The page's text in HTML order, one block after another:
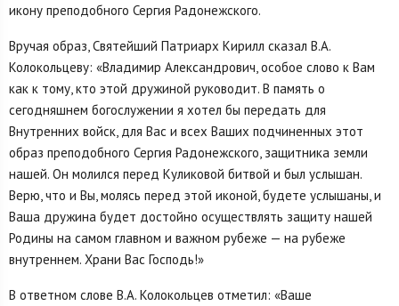
икону преподобного Сергия Радонежского.
Вручая образ, Святейший Патриарх Кирилл сказал В.А.
Колокольцеву: «Владимир Александрович, особое слово к Вам
как к тому, кто этой дружиной руководит. В память о
сегодняшнем богослужении я хотел бы передать для
Внутренних войск, для Вас и всех Ваших подчиненных этот
образ преподобного Сергия Радонежского, защитника земли
нашей. Он молился перед Куликовой битвой и был услышан.
Верю, что и Вы, молясь перед этой иконой, будете услышаны, и
Ваша дружина будет достойно осуществлять защиту нашей
Родины на самом главном и важном рубеже — на рубеже
внутреннем. Храни Вас Господь!»
В ответном слове В.А. Колокольцев отметил: «Ваше